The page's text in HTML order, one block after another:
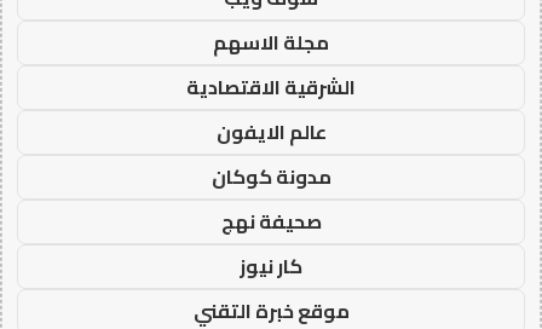
مجلة الاسهم
الشرقية الاقتصادية
عالم الايفون
مدونة كوكان
صحيفة نهج
كار نيوز
موقع خبرة التقني